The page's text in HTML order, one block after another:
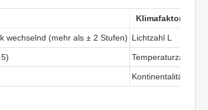
Klimafaktoren
wechselnd (mehr als ± 2 Stufen) Lichtzahl L
Temperaturzahl T
Kontinentalitätszahl K